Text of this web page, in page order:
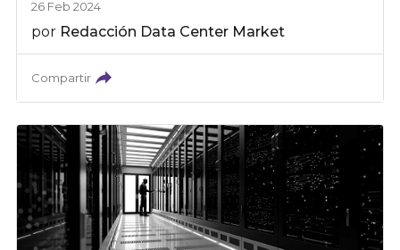
26 Feb 2024
por Redacción Data Center Market
Compartir